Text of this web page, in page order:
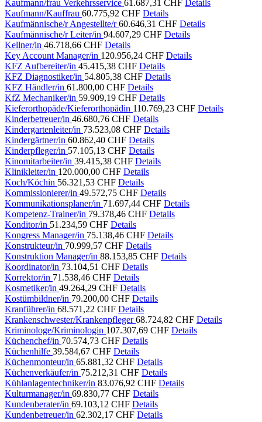
Kaufmann/frau Verkehrsservice 61.687,31 CHF Details
Kaufmann/Kauffrau 60.775,92 CHF Details
Kaufmännische/r Angestellte/r60.646,31 CHF Details
Kaufmännische/r Leiter/in 94.607,29 CHF Details
Kellner/in 46.718,66 CHF Details
Key Account Manager/in 120.956,24 CHF Details
KFZ Aufbereiter/in 45.415,38 CHF Details
KFZ Diagnostiker/in 54.805,38 CHF Details
KFZ Händler/in 61.800,00 CHF Details
KfZ Mechaniker/in 59.909,19 CHF Details
Kieferorthopäde/Kieferorthopädin 110.769,23 CHF Details
Kinderbetreuer/in 46.680,76 CHF Details
Kindergartenleiter/in 73.523,08 CHF Details
Kindergärtner/in 60.862,40 CHF Details
Kinderpfleger/in 57.105,13 CHF Details
Kinomitarbeiter/in 39.415,38 CHF Details
Klinikleiter/in 120.000,00 CHF Details
Koch/Köchin 56.321,53 CHF Details
Kommissionierer/in 49.572,75 CHF Details
Kommunikationsplaner/in 71.697,44 CHF Details
Kompetenz-Trainer/in 79.378,46 CHF Details
Konditor/in 51.234,59 CHF Details
Kongress Manager/in 75.138,46 CHF Details
Konstrukteur/in 70.999,57 CHF Details
Konstruktion Manager/in 88.153,85 CHF Details
Koordinator/in 73.104,51 CHF Details
Korrektor/in 71.538,46 CHF Details
Kosmetiker/in 49.264,29 CHF Details
Kostümbildner/in 79.200,00 CHF Details
Kranführer/in 68.571,22 CHF Details
Krankenschwester/Krankenpfleger68.724,82 CHF Details
Kriminologe/Kriminologin 107.307,69 CHF Details
Küchenchef/in 70.574,73 CHF Details
Küchenhilfe 39.584,67 CHF Details
Küchenmonteur/in 65.881,32 CHF Details
Küchenverkäufer/in 75.212,31 CHF Details
Kühlanlagentechniker/in 83.076,92 CHF Details
Kulturmanager/in 69.830,77 CHF Details
Kundenberater/in 69.103,12 CHF Details
Kundenbetreuer/in 62.302,17 CHF Details